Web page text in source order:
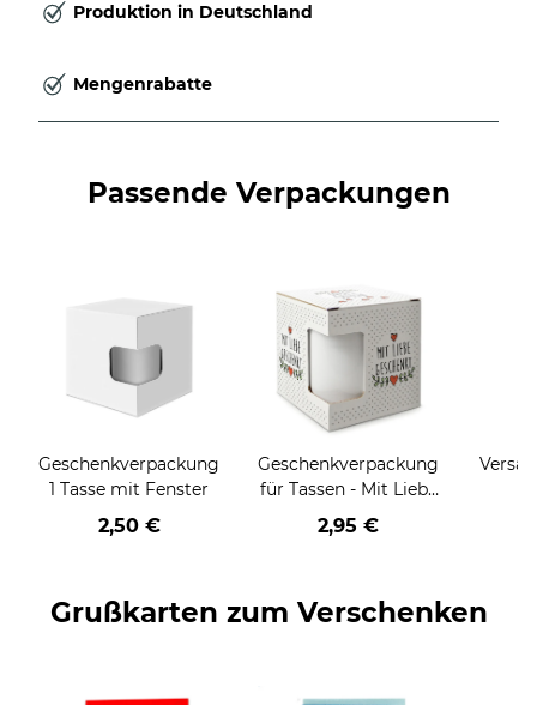
Produktion in Deutschland
Mengenrabatte
Passende Verpackungen
Geschenkverpackung
1 Tasse mit Fenster
2,50 €
Geschenkverpackung
für Tassen - Mit Liebe
geschenkt
2,95 €
Grußkarten zum Verschenken